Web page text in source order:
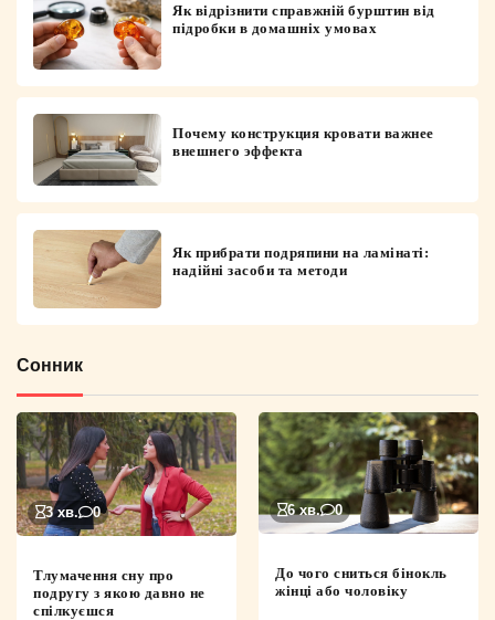
Як відрізнити справжній бурштин від
підробки в домашніх умовах
Почему конструкция кровати важнее
внешнего эффекта
Як прибрати подряпини на ламінаті:
надійні засоби та методи
Сонник
3 хв. 0
Тлумачення сну про
подругу з якою давно не
спілкуєшся
6 хв. 0
До чого сниться бінокль
жінці або чоловіку